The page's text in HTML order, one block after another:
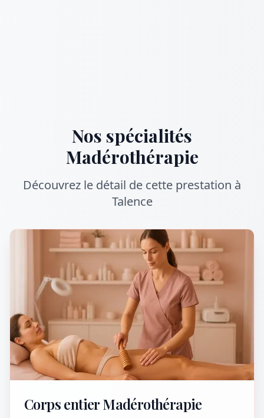
Nos spécialités
Madérothérapie
Découvrez le détail de cette prestation à
Talence
Corps entier Madérothérapie